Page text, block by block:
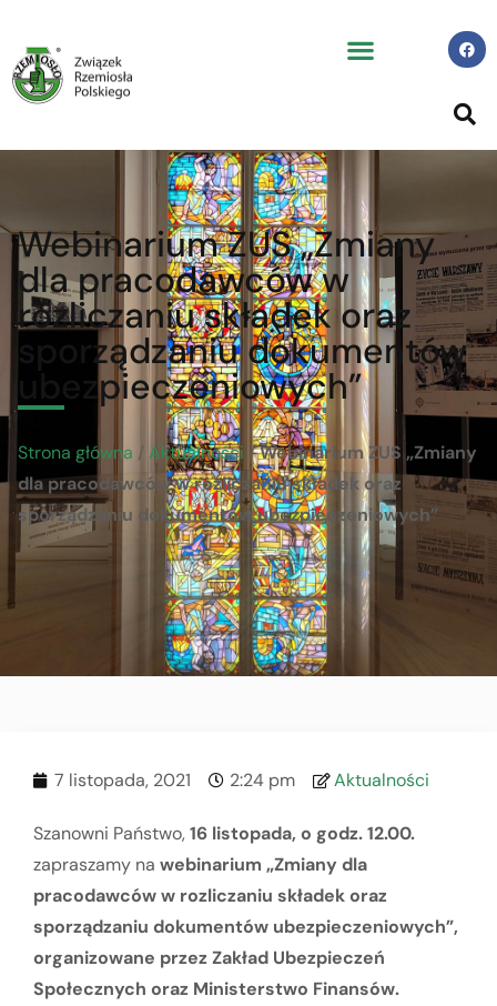
Webinarium ZUS „Zmiany
dla pracodawców w
rozliczaniu składek oraz
sporządzaniu dokumentów
ubezpieczeniowych”
Strona główna / Aktualności /Webinarium ZUS „Zmiany
dla pracodawców w rozliczaniu składek oraz
sporządzaniu dokumentów ubezpieczeniowych”
7 listopada, 2021 2:24 pm Aktualności
Szanowni Państwo,16 listopada, o godz. 12.00.
zapraszamy na webinarium „Zmiany dla
pracodawców w rozliczaniu składek oraz
sporządzaniu dokumentów ubezpieczeniowych”,
organizowane przez Zakład Ubezpieczeń
Społecznych oraz Ministerstwo Finansów.